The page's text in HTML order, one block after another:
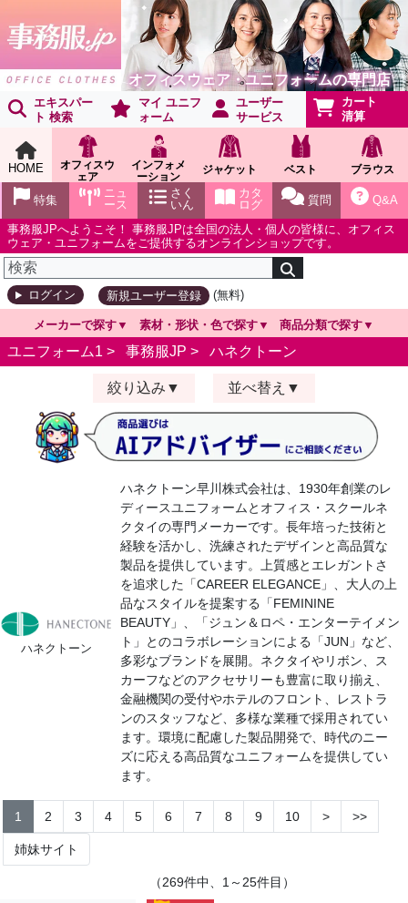
オフィスウェア・ユニフォームの専門店
エキスパー
ト 検索
マイ ユニフ
ォーム
ユーザー
サービス
カート
清算
HOME
オフィスウ
ェア
インフォメ
ーション
ショールー
ム
ジャケット ベスト ブラウス
Q&A
質問
カタ
ログ
さく
いん
ニュ
ース
特集
事務服JPへようこそ！ 事務服JPは全国の法人・個人の皆様に、オフィス
ウェア・ユニフォームをご提供するオンラインショップです。
ログイン 新規ユーザー登録 (無料)
メーカーで探す 素材・形状・色で探す 商品分類で探す
ユニフォーム1 > 事務服JP > ハネクトーン
絞り込み 並べ替え
ハネクトーン
ハネクトーン早川株式会社は、1930年創業のレ
ディースユニフォームとオフィス・スクールネ
クタイの専門メーカーです。長年培った技術と
経験を活かし、洗練されたデザインと高品質な
製品を提供しています。上質感とエレガントさ
を追求した「CAREER ELEGANCE」、大人の上
品なスタイルを提案する「FEMININE
BEAUTY」、「ジュン＆ロペ・エンターテイメン
ト」とのコラボレーションによる「JUN」など、
多彩なブランドを展開。ネクタイやリボン、ス
カーフなどのアクセサリーも豊富に取り揃え、
金融機関の受付やホテルのフロント、レストラ
ンのスタッフなど、多様な業種で採用されてい
ます。環境に配慮した製品開発で、時代のニー
ズに応える高品質なユニフォームを提供してい
ます。
1 2 3 4 5 6 7 8 9 10 > >>
姉妹サイト
（269件中、1～25件目）